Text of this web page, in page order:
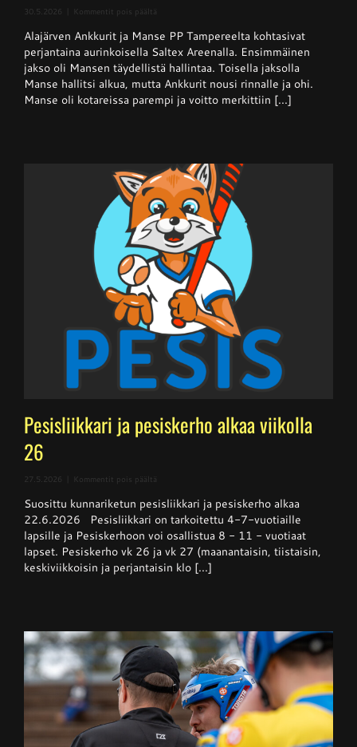
30.5.2026 Kommentit pois päältä
–
Ankkurit
nappasi
pisteen
hallitsevalta
mestarilta
Alajärven Ankkurit ja Manse PP Tampereelta kohtasivat
perjantaina aurinkoisella Saltex Areenalla. Ensimmäinen
jakso oli Mansen täydellistä hallintaa. Toisella jaksolla
Manse hallitsi alkua, mutta Ankkurit nousi rinnalle ja ohi.
Manse oli kotareissa parempi ja voitto merkittiin [...]
Pesisliikkari ja pesiskerho alkaa viikolla
26
27.5.2026 Kommentit pois päältä
ja
pesiskerho
alkaa
viikolla
26
Suosittu kunnariketun pesisliikkari ja pesiskerho alkaa
22.6.2026 Pesisliikkari on tarkoitettu 4-7-vuotiaille
lapsille ja Pesiskerhoon voi osallistua 8 - 11 - vuotiaat
lapset. Pesiskerho vk 26 ja vk 27 (maanantaisin, tiistaisin,
keskiviikkoisin ja perjantaisin klo [...]